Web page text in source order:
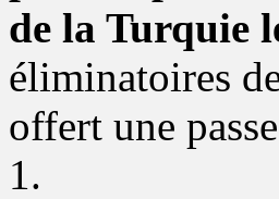
de la Turquie
éliminatoires
offert une
1.